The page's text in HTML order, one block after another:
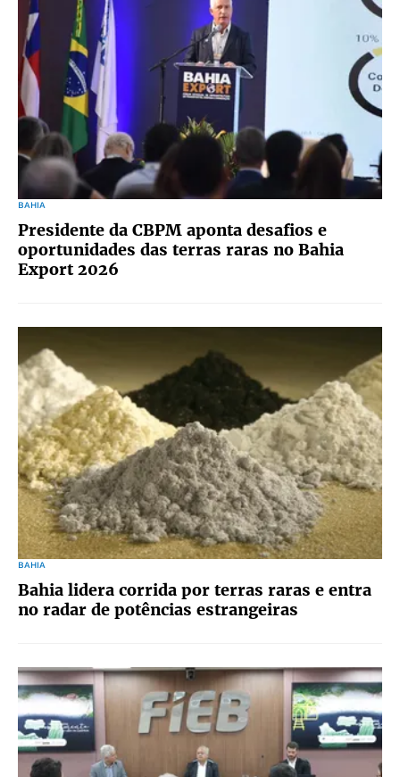
BAHIA
Presidente da CBPM aponta desafios e
oportunidades das terras raras no Bahia
Export 2026
BAHIA
Bahia lidera corrida por terras raras e entra
no radar de potências estrangeiras